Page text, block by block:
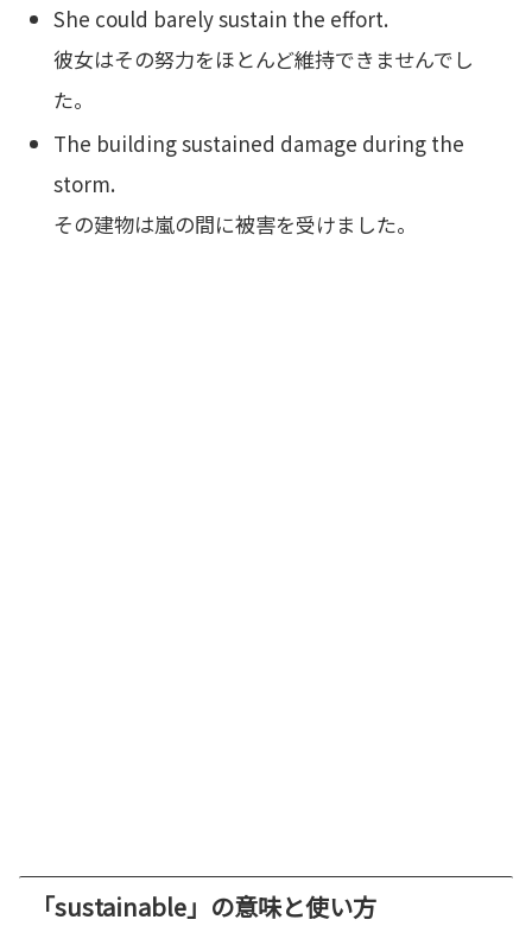
She could barely sustain the effort.
彼女はその努力をほとんど維持できませんでし
た。
The building sustained damage during the
storm.
その建物は嵐の間に被害を受けました。
「sustainable」の意味と使い方